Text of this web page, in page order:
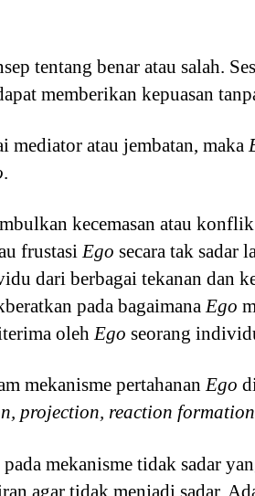
tentang benar atau salah.
memberikan kepuasan
mediator atau jembatan, maka
.
kecemasan atau
frustasiEgo secara tak sadar
dari berbagai tekanan dan
pada bagaimanaEgo
olehEgo seorang
mekanisme pertahanan Ego
projection, reaction
pada mekanisme tidak sadar
agar tidak menjadi sadar.